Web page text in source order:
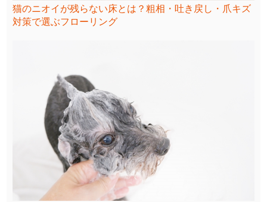
猫のニオイが残らない床とは？粗相・吐き戻し・爪キズ
対策で選ぶフローリング